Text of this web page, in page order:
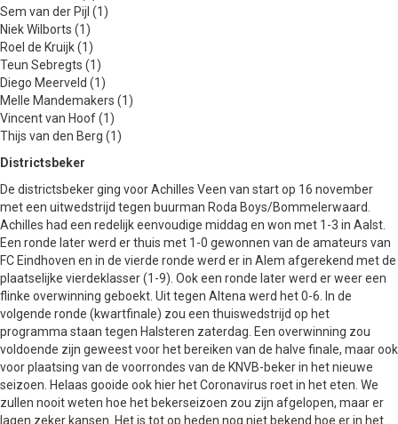
Sem van der Pijl (1)
Niek Wilborts (1)
Roel de Kruijk (1)
Teun Sebregts (1)
Diego Meerveld (1)
Melle Mandemakers (1)
Vincent van Hoof (1)
Thijs van den Berg (1)
Districtsbeker
De districtsbeker ging voor Achilles Veen van start op 16 november
met een uitwedstrijd tegen buurman Roda Boys/Bommelerwaard.
Achilles had een redelijk eenvoudige middag en won met 1-3 in Aalst.
Een ronde later werd er thuis met 1-0 gewonnen van de amateurs van
FC Eindhoven en in de vierde ronde werd er in Alem afgerekend met de
plaatselijke vierdeklasser (1-9). Ook een ronde later werd er weer een
flinke overwinning geboekt. Uit tegen Altena werd het 0-6. In de
volgende ronde (kwartfinale) zou een thuiswedstrijd op het
programma staan tegen Halsteren zaterdag. Een overwinning zou
voldoende zijn geweest voor het bereiken van de halve finale, maar ook
voor plaatsing van de voorrondes van de KNVB-beker in het nieuwe
seizoen. Helaas gooide ook hier het Coronavirus roet in het eten. We
zullen nooit weten hoe het bekerseizoen zou zijn afgelopen, maar er
lagen zeker kansen. Het is tot op heden nog niet bekend hoe er in het